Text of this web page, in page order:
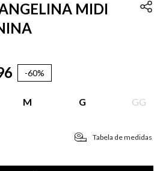
MIDI
-60%
M G GG
Tabela de medidas